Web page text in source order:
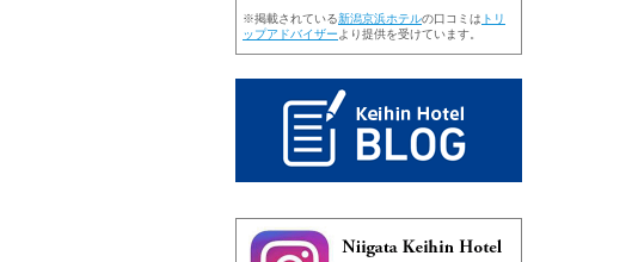
※掲載されている新潟京浜ホテルの口コミは トリ
ップアドバイザー より提供を受けています。